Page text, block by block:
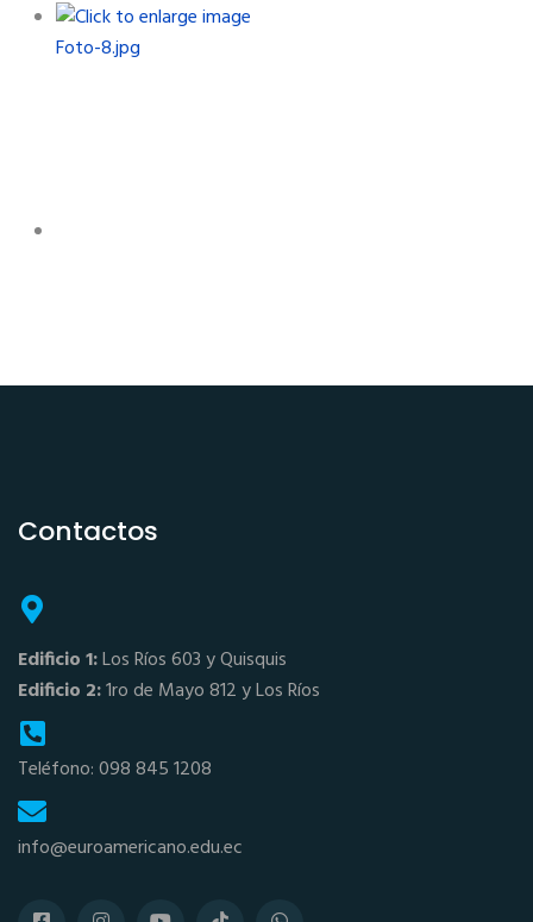
Contactos
Edificio 1:Los Ríos 603 y Quisquis
Edificio 2:1ro de Mayo 812 y Los Ríos
Teléfono: 098 845 1208
info@euroamericano.edu.ec